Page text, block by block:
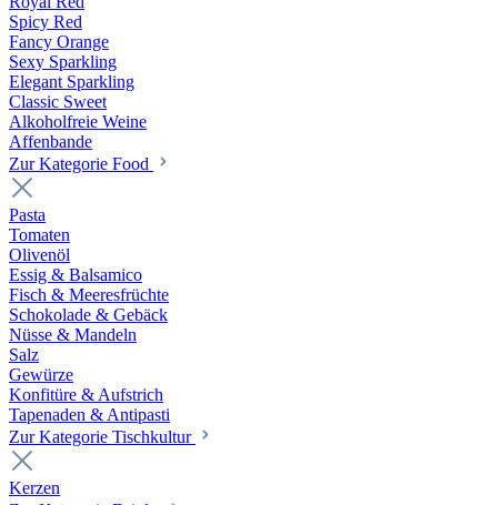
Spicy Red
Fancy Orange
Sexy Sparkling
Elegant Sparkling
Classic Sweet
Alkoholfreie Weine
Affenbande
Zur Kategorie Food
Pasta
Tomaten
Olivenöl
Essig & Balsamico
Fisch & Meeresfrüchte
Schokolade & Gebäck
Nüsse & Mandeln
Salz
Gewürze
Konfitüre & Aufstrich
Tapenaden & Antipasti
Zur Kategorie Tischkultur
Kerzen